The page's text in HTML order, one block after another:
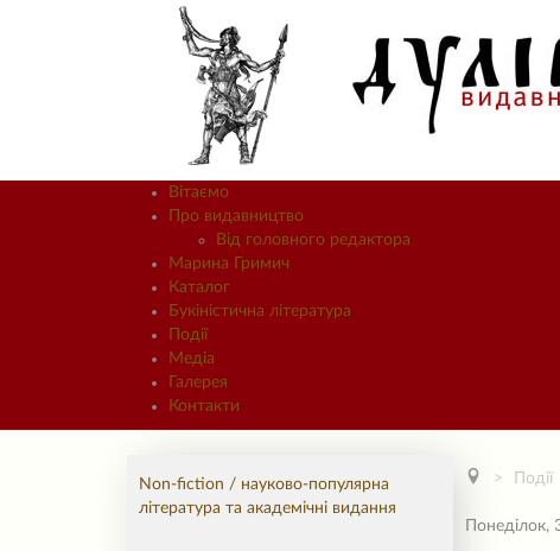
Вітаємо
Про видавництво
Від головного редактора
Марина Гримич
Каталог
Букіністична література
Події
Медіа
Галерея
Контакти
Non-fiction / науково-популярна
література та академічні видання
Події